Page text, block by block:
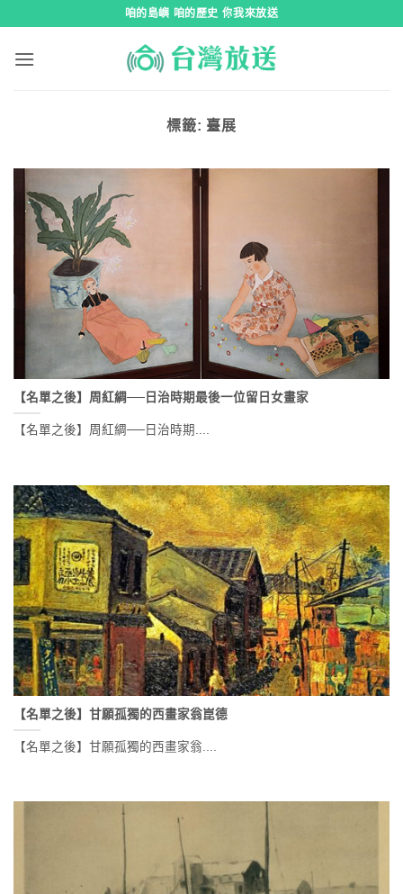
咱的島嶼 咱的歷史 你我來放送
標籤: 臺展
【名單之後】周紅綢──日治時期最後一位留日女畫家
【名單之後】周紅綢──日治時期....
【名單之後】甘願孤獨的西畫家翁崑德
【名單之後】甘願孤獨的西畫家翁....